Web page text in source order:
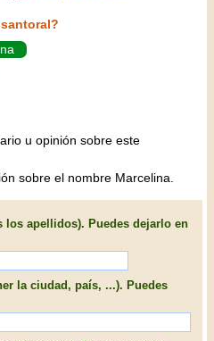
u opinión sobre este
sobre el nombre Marcelina.
los apellidos). Puedes dejarlo en
la ciudad, país, ...). Puedes